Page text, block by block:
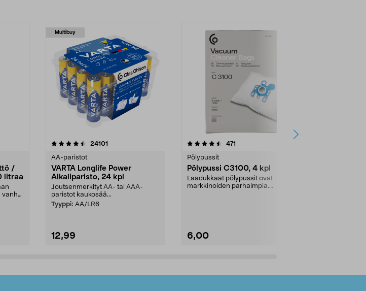
/
litraa
vanha
Multibuy
24101
AA-paristot
VARTA Longlife Power
Alkaliparisto, 24 kpl
Joutsenmerkityt AA- tai AAA-
paristot kaukosää...
Tyyppi: AA/LR6
12,99
4.5viidestä
471
Pölypussit
Pölypussi C3100, 4 kpl
Laadukkaat pölypussit ovat
markkinoiden parhaimpia.
6,00
4.5viidestä